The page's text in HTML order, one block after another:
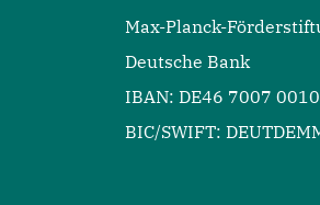
Max-Planck-
Deutsche Bank
IBAN: DE46 7007
BIC/SWIFT: